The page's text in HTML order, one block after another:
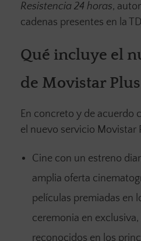
Resistencia 24 horas,
cadenas presentes en la
Qué incluye el
de Movistar
En concreto y de acuerdo
el nuevo servicio Movistar
Cine con un estreno
amplia oferta
películas premiadas en
ceremonia en
reconocidos en los